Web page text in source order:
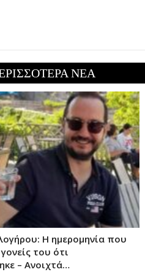
ΝΕΑ
Η ημερομηνία που
του ότι
– Ανοιχτά…